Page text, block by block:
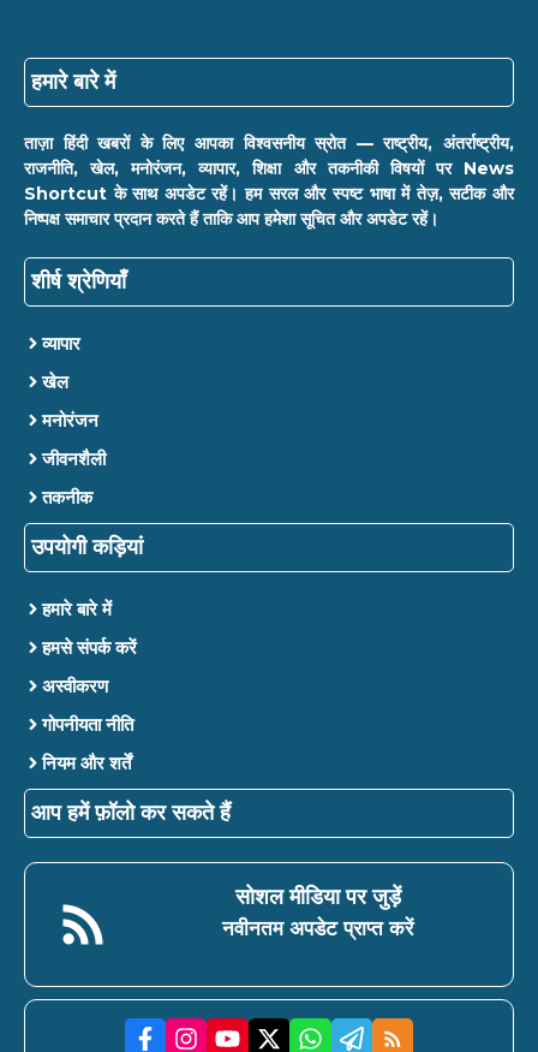
हमारे बारे में
ताज़ा हिंदी खबरों के लिए आपका विश्वसनीय स्रोत — राष्ट्रीय, अंतर्राष्ट्रीय,
राजनीति, खेल, मनोरंजन, व्यापार, शिक्षा और तकनीकी विषयों पर News
Shortcut के साथ अपडेट रहें। हम सरल और स्पष्ट भाषा में तेज़, सटीक और
निष्पक्ष समाचार प्रदान करते हैं ताकि आप हमेशा सूचित और अपडेट रहें।
शीर्ष श्रेणियाँ
व्यापार
खेल
मनोरंजन
जीवनशैली
तकनीक
उपयोगी कड़ियां
हमारे बारे में
हमसे संपर्क करें
अस्वीकरण
गोपनीयता नीति
नियम और शर्तें
आप हमें फ़ॉलो कर सकते हैं
सोशल मीडिया पर जुड़ें
नवीनतम अपडेट प्राप्त करें